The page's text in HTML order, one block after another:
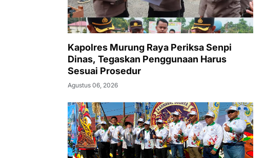
Kapolres Murung Raya Periksa Senpi
Dinas, Tegaskan Penggunaan Harus
Sesuai Prosedur
Agustus 06, 2026